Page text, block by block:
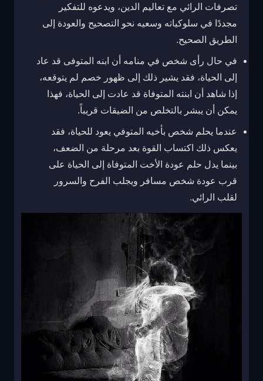
تصرفات الرائي مع تعاليم الدين، ويدعوه للتفكير
مجددًا في سلوكياته وسعيه نحو التصحيح والعودة إلى
الطريق الصحيح.
في حال رأى شخص في منامه أن ابنه المتوفى قد عاد
إلى الحياة، فقد يشير ذلك إلى ظهور خصم لم يتوقعه،
إذا شاهد أن ابنته المتوفاة قد عادت إلى الحياة، فهذا
يمكن أن يبشر بالتخلص من الضيقات قريباً.
عندما يحلم شخص بأخيه المتوفي يعود للحياة، فقد
يعكس ذلك اكتساب القوة بعد مرحلة من الضعف،
بينما يدل حلم عودة الأخت المتوفاة إلى الحياة على
قرب عودة شخص مسافر ويجلب الفرح والسرور
لقلب الرائي.